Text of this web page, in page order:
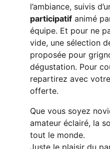
l’ambiance, suivis
participatif animé
équipe. Et pour ne
vide, une sélection
proposée pour
dégustation. Pour
repartirez avec
offerte.
Que vous soyez
amateur éclairé, la
tout le monde.
Juste le plaisir du